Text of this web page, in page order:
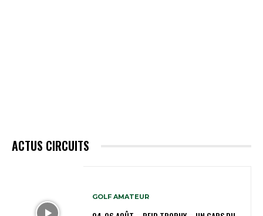
ACTUS CIRCUITS
GOLF AMATEUR